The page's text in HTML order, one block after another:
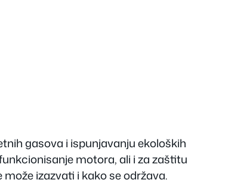
gasova i ispunjavanju ekoloških
motora, ali i za zaštitu
izazvati i kako se održava.